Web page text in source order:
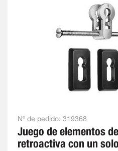
Nº de pedido: 319368
Juego de elementos
retroactiva con un